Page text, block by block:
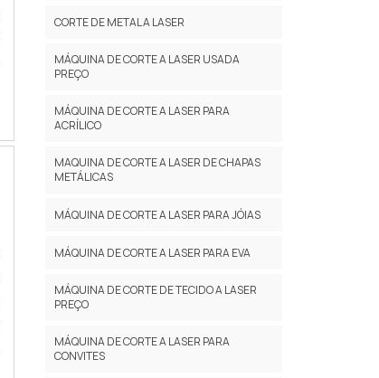
CORTE DE METAL A LASER
MÁQUINA DE CORTE A LASER USADA
PREÇO
MÁQUINA DE CORTE A LASER PARA
ACRÍLICO
MAQUINA DE CORTE A LASER DE CHAPAS
METÁLICAS
MÁQUINA DE CORTE A LASER PARA JÓIAS
MÁQUINA DE CORTE A LASER PARA EVA
MÁQUINA DE CORTE DE TECIDO A LASER
PREÇO
MÁQUINA DE CORTE A LASER PARA
CONVITES